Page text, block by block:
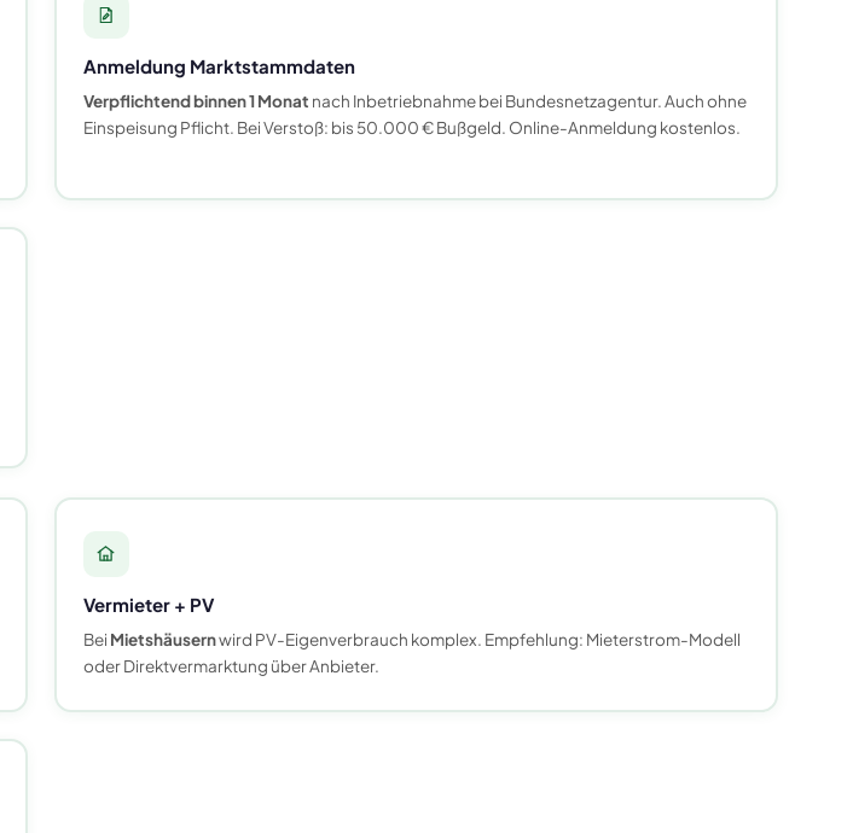
Anmeldung Marktstammdaten
Verpflichtend binnen 1 Monat nach Inbetriebnahme bei Bundesnetzagentur. Auch ohne
Einspeisung Pflicht. Bei Verstoß: bis 50.000 € Bußgeld. Online-Anmeldung kostenlos.
Vermieter + PV
Bei Mietshäusernwird PV-Eigenverbrauch komplex. Empfehlung: Mieterstrom-Modell
oder Direktvermarktung über Anbieter.